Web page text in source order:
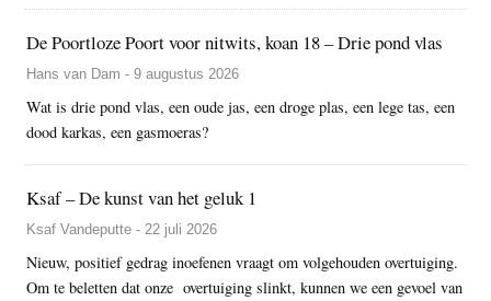
De Poortloze Poort voor nitwits, koan 18 – Drie pond vlas
Hans van Dam - 9 augustus 2026
Wat is drie pond vlas, een oude jas, een droge plas, een lege tas, een
dood karkas, een gasmoeras?
Ksaf – De kunst van het geluk 1
Ksaf Vandeputte - 22 juli 2026
Nieuw, positief gedrag inoefenen vraagt om volgehouden overtuiging.
Om te beletten dat onze overtuiging slinkt, kunnen we een gevoel van